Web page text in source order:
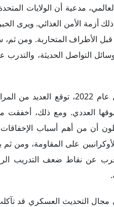
مدعية أن الولايات
أزمة الأمن الغذائي. ويرى
الأطراف المتحاربة. ومن ثم،
التواصل الحديثة،
في أوائل عام 2022، توقع
العددي. ومع ذلك،
أن من أهم أسباب
على المقاومة، ومن
عن نقاط ضعف التدريب
التحديث العسكري قد